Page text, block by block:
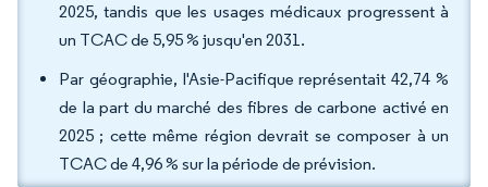
2025, tandis que les usages médicaux progressent à
un TCAC de 5,95 % jusqu'en 2031.
Par géographie, l'Asie-Pacifique représentait 42,74 %
de la part du marché des fibres de carbone activé en
2025 ; cette même région devrait se composer à un
TCAC de 4,96 % sur la période de prévision.